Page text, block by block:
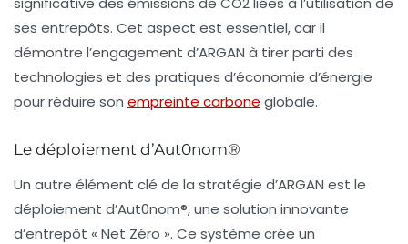
ses entrepôts. Cet aspect est essentiel, car il
démontre l’engagement d’ARGAN à tirer parti des
technologies et des pratiques d’économie d’énergie
pour réduire son empreinte carbone globale.
Le déploiement d’Aut0nom®
Un autre élément clé de la stratégie d’ARGAN est le
déploiement d’Aut0nom®, une solution innovante
d’entrepôt « Net Zéro ». Ce système crée un